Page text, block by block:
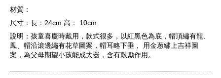
材質：
尺寸： 長：24cm 高： 10cm
說明： 孩童喜慶時戴用，款式很多，以紅黑色為底，帽頂繡有龍、
鳳、帽沿滾邊繡有花草圖案，帽耳略下垂， 用金蔥繡上吉祥圖
案，為父母期望小孩能成大器，含有鼓勵作用。